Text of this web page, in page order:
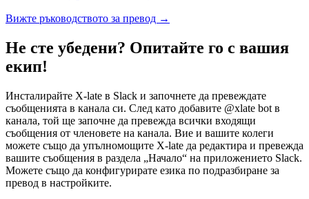
Вижте ръководството за превод →
Не сте убедени? Опитайте го с вашия
екип!
Инсталирайте X-late в Slack и започнете да превеждате
съобщенията в канала си. След като добавите @xlate bot в
канала, той ще започне да превежда всички входящи
съобщения от членовете на канала. Вие и вашите колеги
можете също да упълномощите X-late да редактира и превежда
вашите съобщения в раздела „Начало“ на приложението Slack.
Можете също да конфигурирате езика по подразбиране за
превод в настройките.